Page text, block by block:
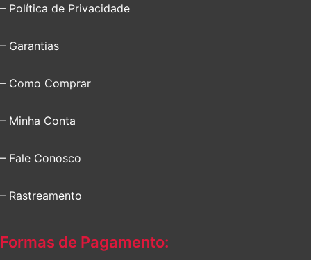
– Política de Privacidade
– Garantias
– Como Comprar
– Minha Conta
– Fale Conosco
– Rastreamento
Formas de Pagamento: